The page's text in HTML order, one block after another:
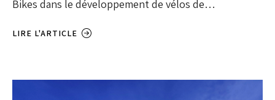
Bikes dans le développement de vélos de…
LIRE L'ARTICLE